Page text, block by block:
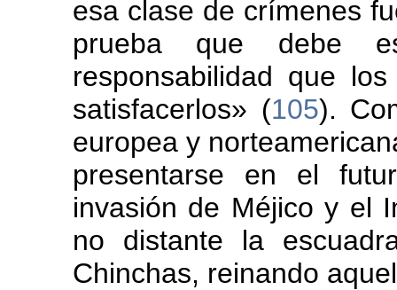
esa clase de crímenes
prueba que debe
responsabilidad que
satisfacerlos» (105).
europea y
presentarse en el
invasión de Méjico y el
no distante la
Chinchas, reinando